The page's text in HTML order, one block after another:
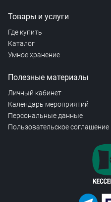
Товары и услуги
Где купить
Каталог
Умное хранение
Полезные материалы
Личный кабинет
Календарь мероприятий
Персональные данные
Пользовательское соглашение